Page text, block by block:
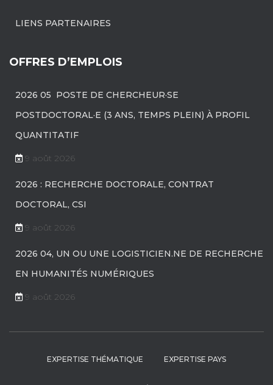
LIENS PARTENAIRES
OFFRES D’EMPLOIS
2026 05 POSTE DE CHERCHEUR·SE
POSTDOCTORAL·E (3 ANS, TEMPS PLEIN) À PROFIL
QUANTITATIF
9 août 2026
2026 : RECHERCHE DOCTORALE, CONTRAT
DOCTORAL, CSI
9 août 2026
2026 04, UN OU UNE LOGISTICIEN.NE DE RECHERCHE
EN HUMANITÉS NUMÉRIQUES
9 août 2026
EXPERTISE THÉMATIQUE EXPERTISE PAYS